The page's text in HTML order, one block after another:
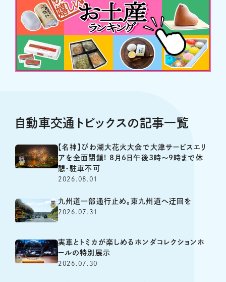
自動車交通トピックスの記事一覧
【名神】びわ湖大花火大会で大津サービスエリ
アを全面閉鎖! 8月6日午後3時～9時まで休
憩・駐車不可
2026.08.01
九州道一部通行止め。東九州道へ迂回を
2026.07.31
実車とトミカが楽しめるホンダコレクションホ
ールの特別展示
2026.07.30